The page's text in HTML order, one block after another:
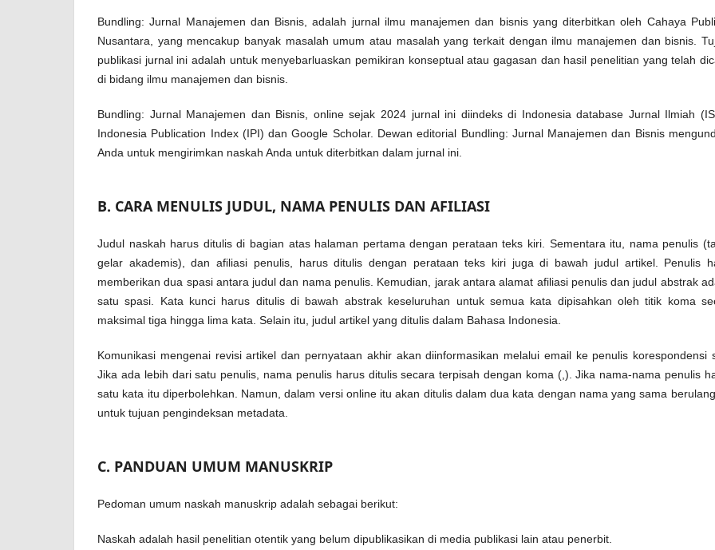
Bundling: Jurnal Manajemen dan Bisnis, adalah jurnal ilmu manajemen dan bisnis yang diterbitkan oleh Cahaya
Nusantara, yang mencakup banyak masalah umum atau masalah yang terkait dengan ilmu manajemen dan bisnis.
publikasi jurnal ini adalah untuk menyebarluaskan pemikiran konseptual atau gagasan dan hasil penelitian yang telah
di bidang ilmu manajemen dan bisnis.
Bundling: Jurnal Manajemen dan Bisnis, online sejak 2024 jurnal ini diindeks di Indonesia database Jurnal Ilmiah
Indonesia Publication Index (IPI) dan Google Scholar. Dewan editorial Bundling: Jurnal Manajemen dan Bisnis
Anda untuk mengirimkan naskah Anda untuk diterbitkan dalam jurnal ini.
B. CARA MENULIS JUDUL, NAMA PENULIS DAN AFILIASI
Judul naskah harus ditulis di bagian atas halaman pertama dengan perataan teks kiri. Sementara itu, nama penulis
gelar akademis), dan afiliasi penulis, harus ditulis dengan perataan teks kiri juga di bawah judul artikel. Penulis
memberikan dua spasi antara judul dan nama penulis. Kemudian, jarak antara alamat afiliasi penulis dan judul abstrak
satu spasi. Kata kunci harus ditulis di bawah abstrak keseluruhan untuk semua kata dipisahkan oleh titik koma
maksimal tiga hingga lima kata. Selain itu, judul artikel yang ditulis dalam Bahasa Indonesia.
Komunikasi mengenai revisi artikel dan pernyataan akhir akan diinformasikan melalui email ke penulis korespondensi
Jika ada lebih dari satu penulis, nama penulis harus ditulis secara terpisah dengan koma (,). Jika nama-nama penulis
satu kata itu diperbolehkan. Namun, dalam versi online itu akan ditulis dalam dua kata dengan nama yang sama
untuk tujuan pengindeksan metadata.
C. PANDUAN UMUM MANUSKRIP
Pedoman umum naskah manuskrip adalah sebagai berikut:
Naskah adalah hasil penelitian otentik yang belum dipublikasikan di media publikasi lain atau penerbit.